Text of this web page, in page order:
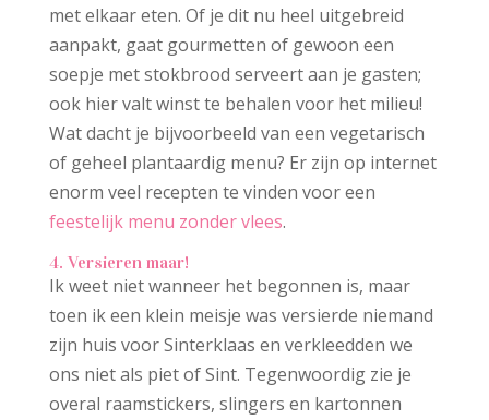
met elkaar eten. Of je dit nu heel uitgebreid
aanpakt, gaat gourmetten of gewoon een
soepje met stokbrood serveert aan je gasten;
ook hier valt winst te behalen voor het milieu!
Wat dacht je bijvoorbeeld van een vegetarisch
of geheel plantaardig menu? Er zijn op internet
enorm veel recepten te vinden voor een
feestelijk menu zonder vlees.
4. Versieren maar!
Ik weet niet wanneer het begonnen is, maar
toen ik een klein meisje was versierde niemand
zijn huis voor Sinterklaas en verkleedden we
ons niet als piet of Sint. Tegenwoordig zie je
overal raamstickers, slingers en kartonnen